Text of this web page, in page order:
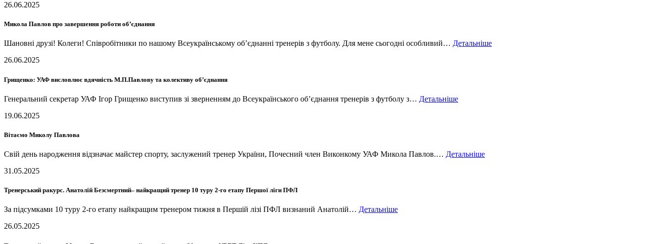
26.06.2025
Микола Павлов про завершення роботи об’єднання
Шановні друзі! Колеги! Співробітники по нашому Всеукраїнському об’єднанні тренерів з футболу. Для мене сьогодні особливий… Детальніше
26.06.2025
Грищенко: УАФ висловлює вдячність М.П.Павлову та колективу об’єднання
Генеральний секретар УАФ Ігор Грищенко виступив зі зверненням до Всеукраїнського об’єднання тренерів з футболу з… Детальніше
19.06.2025
Вітаємо Миколу Павлова
Свій день народження відзначає майстер спорту, заслужений тренер України, Почесний член Виконкому УАФ Микола Павлов.… Детальніше
31.05.2025
Тренерський ракурс. Анатолій Безсмертний– найкращий тренер 10 туру 2-го етапу Першої ліги ПФЛ
За підсумками 10 туру 2-го етапу найкращим тренером тижня в Першій лізі ПФЛ визнаний Анатолій… Детальніше
26.05.2025